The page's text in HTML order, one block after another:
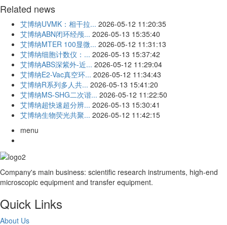
Related news
艾博纳UVMK：相干拉... 2026-05-12 11:20:35
艾博纳ABN闭环经颅... 2026-05-13 15:35:40
艾博纳MTER 100显微... 2026-05-12 11:31:13
艾博纳细胞计数仪：... 2026-05-13 15:37:42
艾博纳ABS深紫外-近... 2026-05-12 11:29:04
艾博纳E2-Vac真空环... 2026-05-12 11:34:43
艾博纳R系列多人共... 2026-05-13 15:41:20
艾博纳MS-SHG二次谐... 2026-05-12 11:22:50
艾博纳超快速超分辨... 2026-05-13 15:30:41
艾博纳生物荧光共聚... 2026-05-12 11:42:15
menu
Company's main business: scientific research instruments, high-end
microscopic equipment and transfer equipment.
Quick Links
About Us